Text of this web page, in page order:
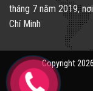
tháng 7 năm 2019,
Chí Minh
Copyright